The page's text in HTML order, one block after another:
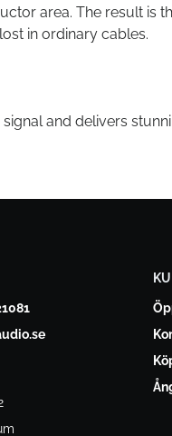
area. The result is
in ordinary cables.
and delivers